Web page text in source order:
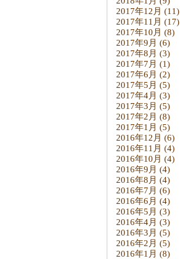
2017年12月 (11)
2017年11月 (17)
2017年10月 (8)
2017年9月 (6)
2017年8月 (3)
2017年7月 (1)
2017年6月 (2)
2017年5月 (5)
2017年4月 (3)
2017年3月 (5)
2017年2月 (8)
2017年1月 (5)
2016年12月 (6)
2016年11月 (4)
2016年10月 (4)
2016年9月 (4)
2016年8月 (4)
2016年7月 (6)
2016年6月 (4)
2016年5月 (3)
2016年4月 (3)
2016年3月 (5)
2016年2月 (5)
2016年1月 (8)